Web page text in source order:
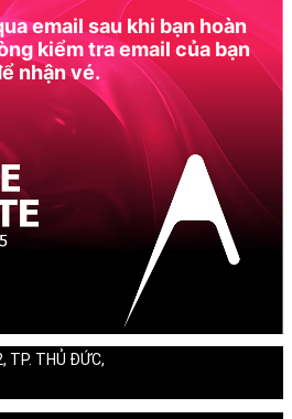
email sau khi bạn hoàn
kiểm tra email của bạn
nhận vé.
TP. THỦ ĐỨC,